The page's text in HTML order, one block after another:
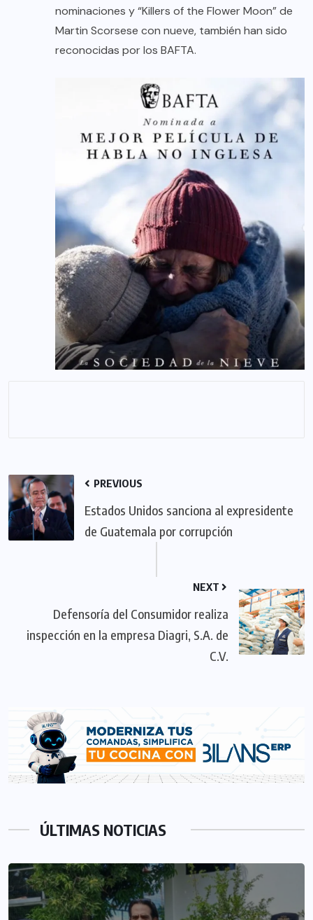
nominaciones y “Killers of the Flower Moon” de
Martin Scorsese con nueve, también han sido
reconocidas por los BAFTA.
PREVIOUS
Estados Unidos sanciona al expresidente
de Guatemala por corrupción
NEXT
Defensoría del Consumidor realiza
inspección en la empresa Diagri, S.A. de
C.V.
ÚLTIMAS NOTICIAS